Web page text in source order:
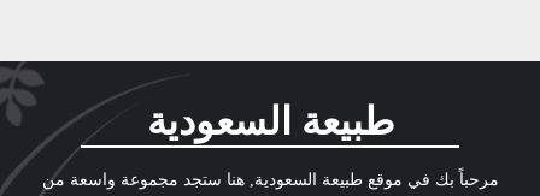
طبيعة السعودية
مرحباً بك في موقع طبيعة السعودية, هنا ستجد مجموعة واسعة من